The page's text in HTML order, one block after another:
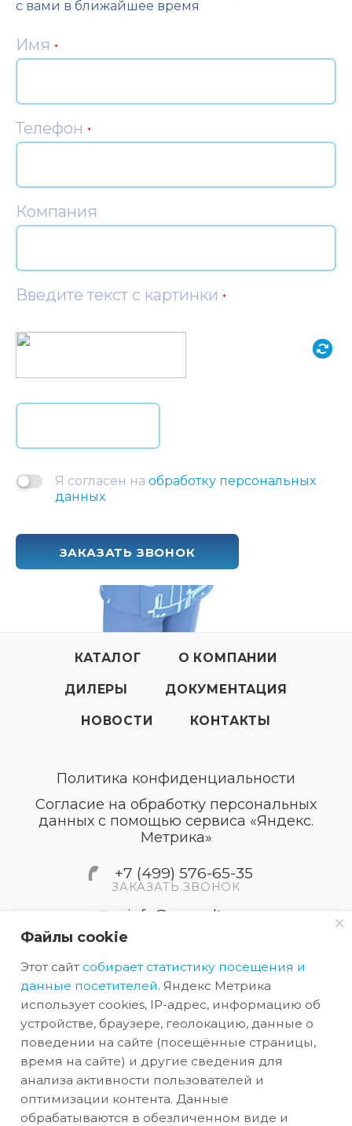
с вами в ближайшее время
Имя *
Телефон *
Компания
Введите текст с картинки *
Я согласен на обработку персональных
данных
ЗАКАЗАТЬ ЗВОНОК
КАТАЛОГ О КОМПАНИИ
ДИЛЕРЫ ДОКУМЕНТАЦИЯ
НОВОСТИ КОНТАКТЫ
Политика конфиденциальности
Согласие на обработку персональных
данных с помощью сервиса «Яндекс.
Метрика»
+7 (499) 576-65-35
ЗАКАЗАТЬ ЗВОНОК
info@accordtec.ru
шоссе, дом 41А, строение 1,
пом.22
2026 © Обращаем Ваше внимание на то, что вся
информация, размещенная на сайте, носит
информационный характер и не является
публичной офертой, определяемой
положениями Статьи 437 (2) ГК РФ.
Файлы cookie
Этот сайт собирает статистику посещения и
данные посетителей. Яндекс Метрика
использует cookies, IP-адрес, информацию об
устройстве, браузере, геолокацию, данные о
поведении на сайте (посещённые страницы,
время на сайте) и другие сведения для
анализа активности пользователей и
оптимизации контента. Данные
обрабатываются в обезличенном виде и